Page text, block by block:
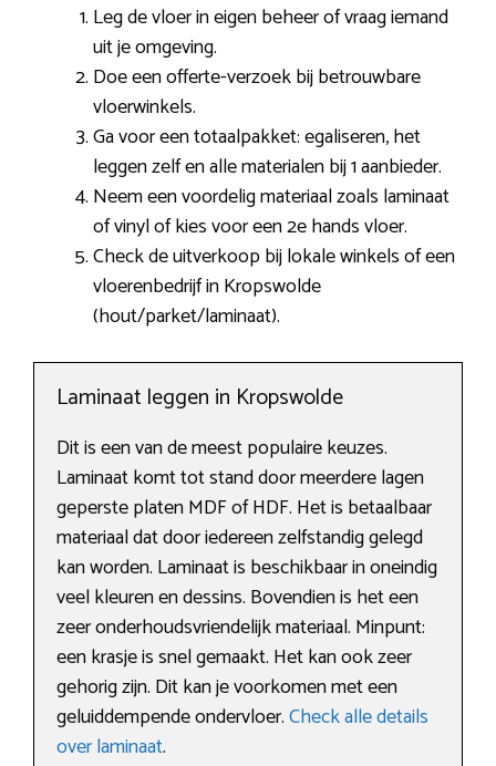
Leg de vloer in eigen beheer of vraag iemand
uit je omgeving.
Doe een offerte-verzoek bij betrouwbare
vloerwinkels.
Ga voor een totaalpakket: egaliseren, het
leggen zelf en alle materialen bij 1 aanbieder.
Neem een voordelig materiaal zoals laminaat
of vinyl of kies voor een 2e hands vloer.
Check de uitverkoop bij lokale winkels of een
vloerenbedrijf in Kropswolde
(hout/parket/laminaat).
Laminaat leggen in Kropswolde
Dit is een van de meest populaire keuzes.
Laminaat komt tot stand door meerdere lagen
geperste platen MDF of HDF. Het is betaalbaar
materiaal dat door iedereen zelfstandig gelegd
kan worden. Laminaat is beschikbaar in oneindig
veel kleuren en dessins. Bovendien is het een
zeer onderhoudsvriendelijk materiaal. Minpunt:
een krasje is snel gemaakt. Het kan ook zeer
gehorig zijn. Dit kan je voorkomen met een
geluiddempende ondervloer.Check alle details
over laminaat.